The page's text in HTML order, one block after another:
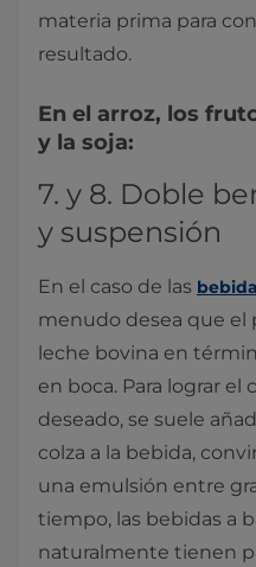
materia prima para
resultado.
En el arroz, los
y la soja:
7. y 8. Doble
y suspensión
En el caso de las
menudo desea que el
leche bovina en
en boca. Para lograr el
deseado, se suele
colza a la bebida,
una emulsión entre
tiempo, las bebidas a
naturalmente tienen